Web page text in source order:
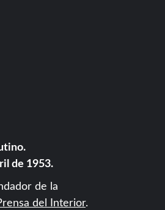
de 1953.
de la
del Interior.